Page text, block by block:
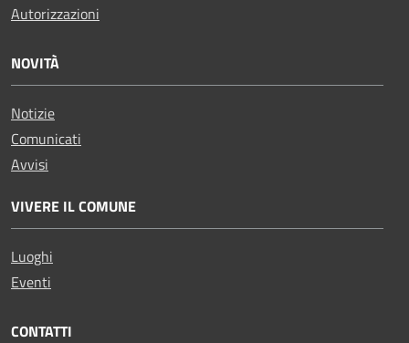
Autorizzazioni
NOVITÀ
Notizie
Comunicati
Avvisi
VIVERE IL COMUNE
Luoghi
Eventi
CONTATTI